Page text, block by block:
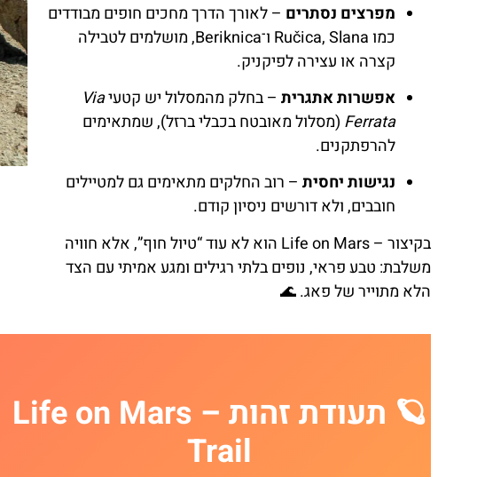
מפרצים נסתרים – לאורך הדרך מחכים חופים מבודדים
כמו Ručica, Slana ו־Beriknica, מושלמים לטבילה
קצרה או עצירה לפיקניק.
אפשרות אתגרית– בחלק מהמסלול יש קטעיVia
Ferrata (מסלול מאובטח בכבלי ברזל), שמתאימים
להרפתקנים.
נגישות יחסית– רוב החלקים מתאימים גם למטיילים
חובבים, ולא דורשים ניסיון קודם.
בקיצור – Life on Mars הוא לא עוד “טיול חוף”, אלא חוויה
משלבת: טבע פראי, נופים בלתי רגילים ומגע אמיתי עם הצד
הלא מתוייר של פאג. 🌊
🪐 תעודת זהות – Life on Mars
Trail